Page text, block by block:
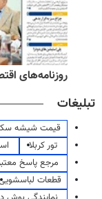
روزنامه‌های اقتصادی
تبلیغات
قیمت شیشه
تور کربلا
مرجع پاسخ
قطعات